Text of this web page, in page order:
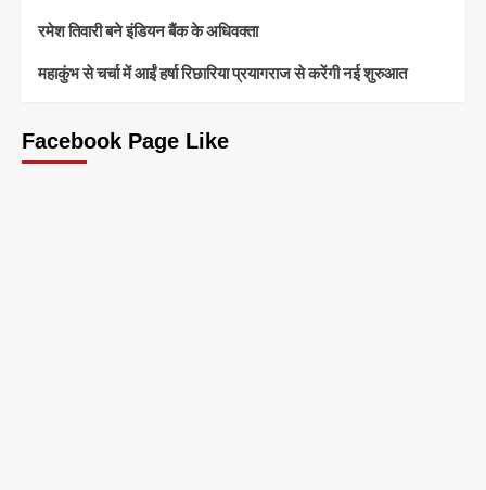
रमेश तिवारी बने इंडियन बैंक के अधिवक्ता
महाकुंभ से चर्चा में आईं हर्षा रिछारिया प्रयागराज से करेंगी नई शुरुआत
Facebook Page Like